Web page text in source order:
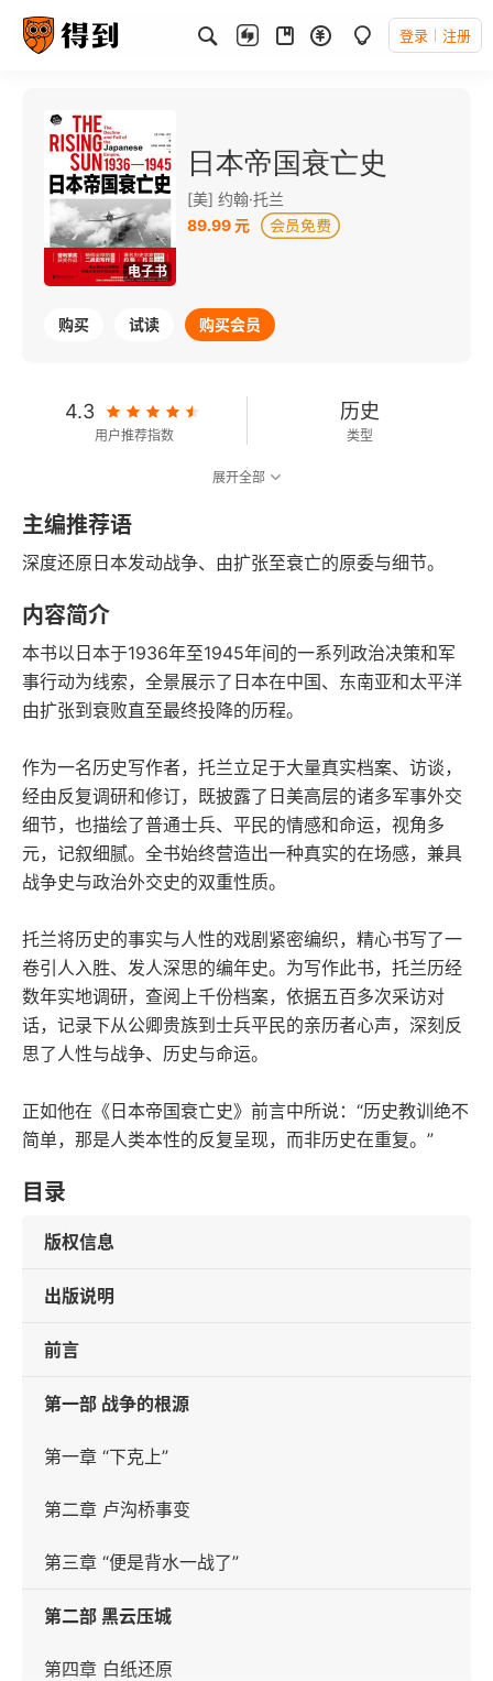
登录 注册
电子书
日本帝国衰亡史
[美] 约翰·托兰
89.99 元
购买 试读 购买会员
4.3
用户推荐指数
历史
类型
697千字
字数
2022-04-01
发行日期
展开全部
主编推荐语
深度还原日本发动战争、由扩张至衰亡的原委与细节。
内容简介
本书以日本于1936年至1945年间的一系列政治决策和军
事行动为线索，全景展示了日本在中国、东南亚和太平洋
由扩张到衰败直至最终投降的历程。
作为一名历史写作者，托兰立足于大量真实档案、访谈，
经由反复调研和修订，既披露了日美高层的诸多军事外交
细节，也描绘了普通士兵、平民的情感和命运，视角多
元，记叙细腻。全书始终营造出一种真实的在场感，兼具
战争史与政治外交史的双重性质。
托兰将历史的事实与人性的戏剧紧密编织，精心书写了一
卷引人入胜、发人深思的编年史。为写作此书，托兰历经
数年实地调研，查阅上千份档案，依据五百多次采访对
话，记录下从公卿贵族到士兵平民的亲历者心声，深刻反
思了人性与战争、历史与命运。
正如他在《日本帝国衰亡史》前言中所说：“历史教训绝不
简单，那是人类本性的反复呈现，而非历史在重复。”
目录
版权信息
出版说明
前言
第一部 战争的根源
第一章 “下克上”
第二章 卢沟桥事变
第三章 “便是背水一战了”
第二部 黑云压城
第四章 白纸还原